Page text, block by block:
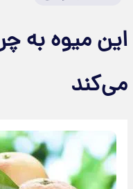
این میوه به
می‌کند